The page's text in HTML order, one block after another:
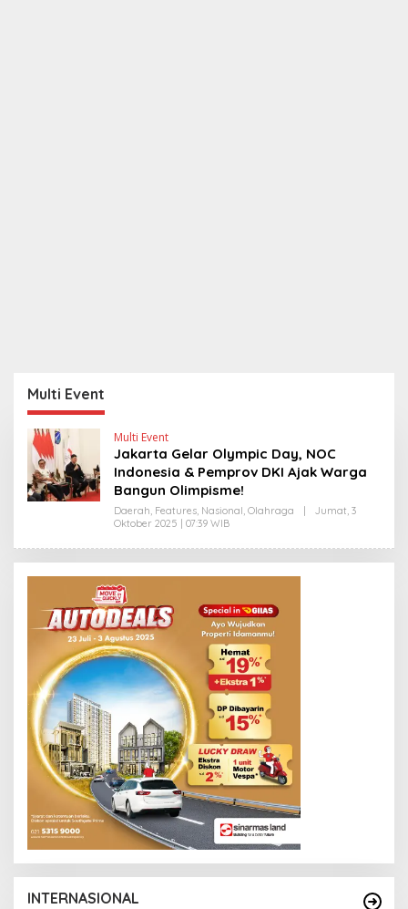
Multi Event
Multi Event
Jakarta Gelar Olympic Day, NOC
Indonesia & Pemprov DKI Ajak Warga
Bangun Olimpisme!
Daerah, Features, Nasional, Olahraga
Jumat, 3
Oktober 2025 | 07:39 WIB
E
H
H
D
R
A
N
E
W
S
I
N
K
INTERNASIONAL